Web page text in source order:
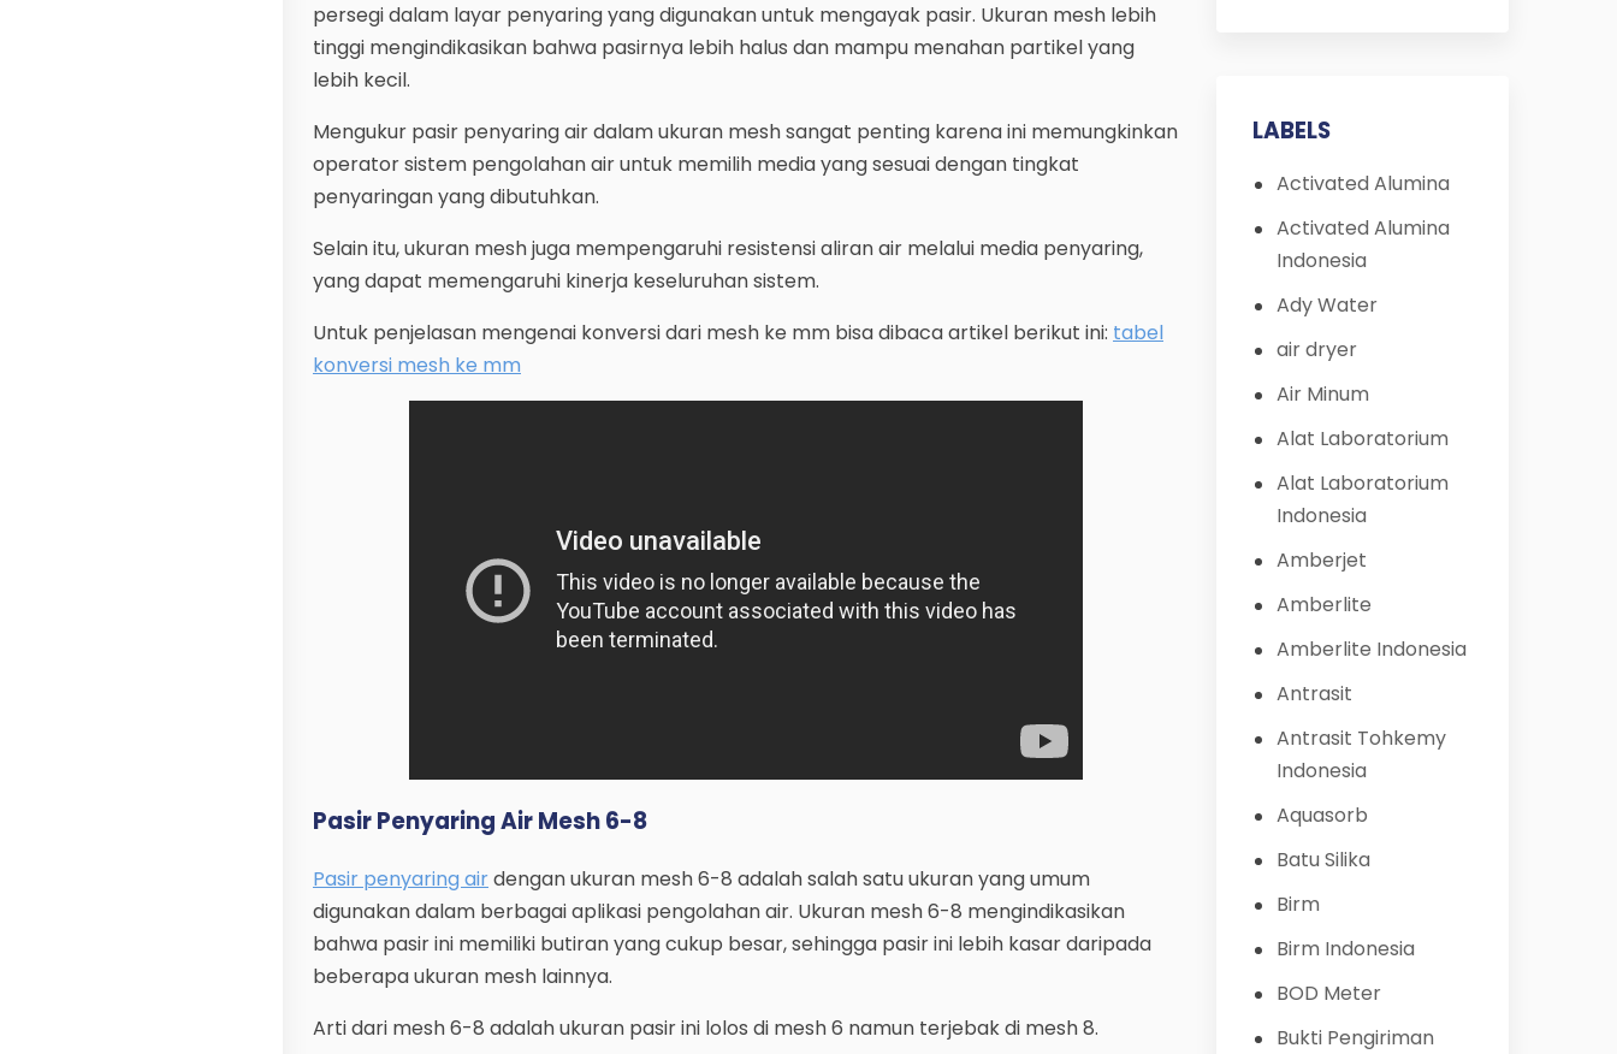
persegi dalam layar penyaring yang digunakan untuk mengayak pasir. Ukuran mesh lebih
tinggi mengindikasikan bahwa pasirnya lebih halus dan mampu menahan partikel yang
lebih kecil.
Mengukur pasir penyaring air dalam ukuran mesh sangat penting karena ini memungkinkan
operator sistem pengolahan air untuk memilih media yang sesuai dengan tingkat
penyaringan yang dibutuhkan.
Selain itu, ukuran mesh juga mempengaruhi resistensi aliran air melalui media penyaring,
yang dapat memengaruhi kinerja keseluruhan sistem.
Untuk penjelasan mengenai konversi dari mesh ke mm bisa dibaca artikel berikut ini: tabel
konversi mesh ke mm
Pasir Penyaring Air Mesh 6-8
Pasir penyaring airdengan ukuran mesh 6-8 adalah salah satu ukuran yang umum
digunakan dalam berbagai aplikasi pengolahan air. Ukuran mesh 6-8 mengindikasikan
bahwa pasir ini memiliki butiran yang cukup besar, sehingga pasir ini lebih kasar daripada
beberapa ukuran mesh lainnya.
Arti dari mesh 6-8 adalah ukuran pasir ini lolos di mesh 6 namun terjebak di mesh 8.
LABELS
Activated Alumina
Activated Alumina
Indonesia
Ady Water
air dryer
Air Minum
Alat Laboratorium
Alat Laboratorium
Indonesia
Amberjet
Amberlite
Amberlite Indonesia
Antrasit
Antrasit Tohkemy
Indonesia
Aquasorb
Batu Silika
Birm
Birm Indonesia
BOD Meter
Bukti Pengiriman